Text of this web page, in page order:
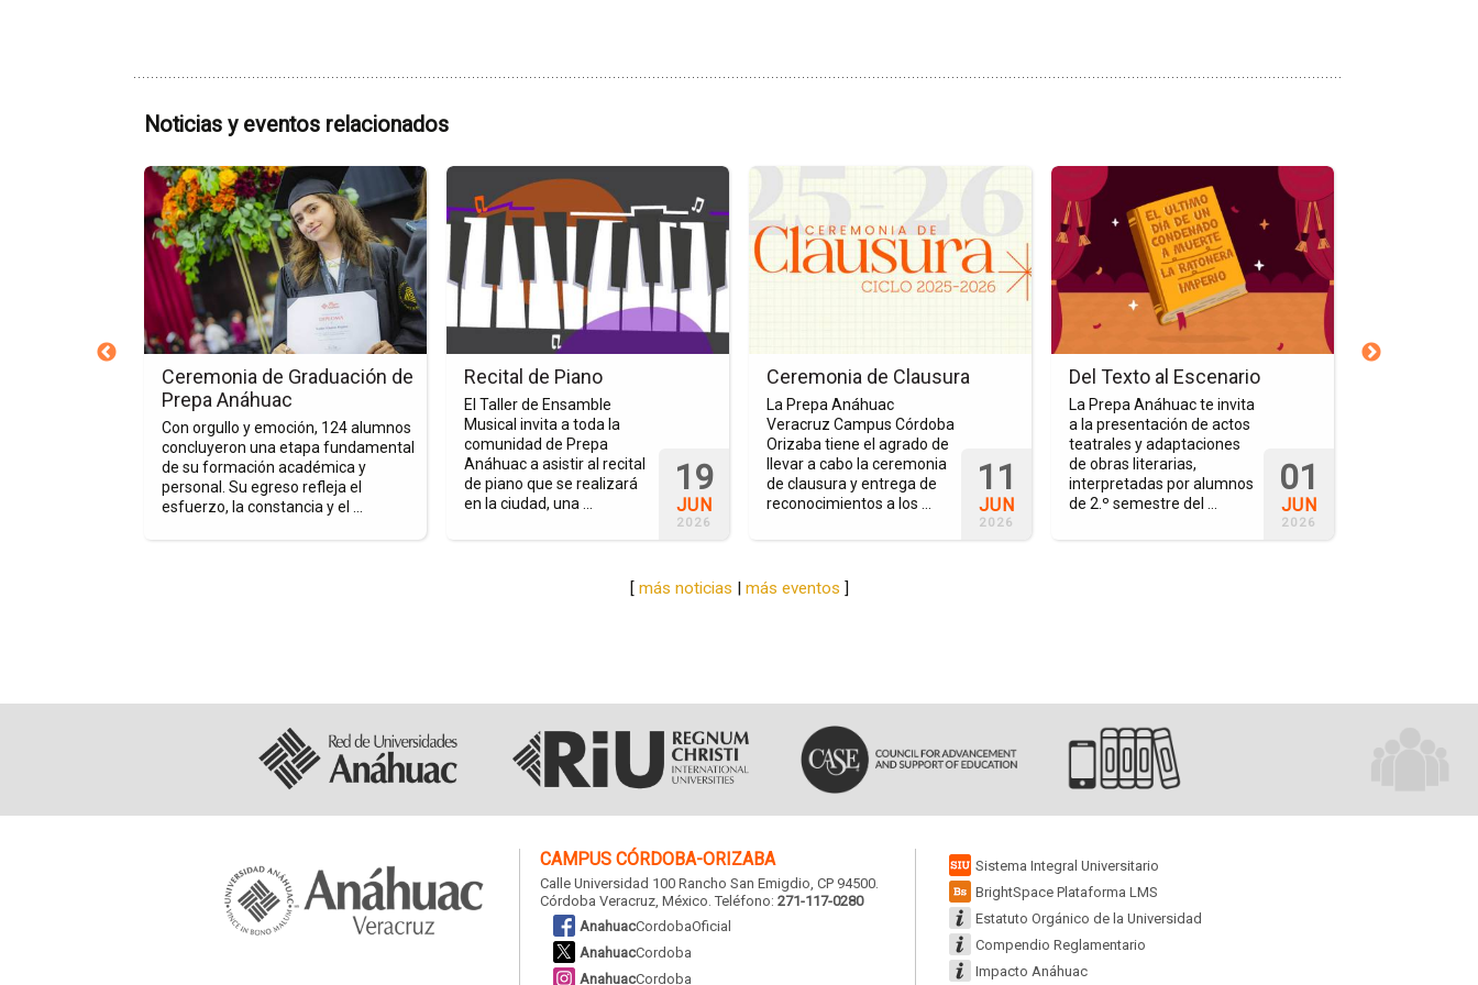
Noticias y eventos relacionados
Ir
a
la
página
de
nota
Ceremonia
Graduación
Prepa
Anáhuac
Ceremonia de Graduación de
Prepa Anáhuac
Con orgullo y emoción, 124 alumnos
concluyeron una etapa fundamental
de su formación académica y
personal. Su egreso refleja el
esfuerzo, la constancia y el ...
Ir
a
la
página
del
evento
Recital
Piano
Recital de Piano
El Taller de Ensamble
Musical invita a toda la
comunidad de Prepa
Anáhuac a asistir al recital
de piano que se realizará
en la ciudad, una ...
19
JUN
2026
la
página
del
Clausura
Ceremonia de Clausura
La Prepa Anáhuac
Veracruz Campus Córdoba
Orizaba tiene el agrado de
llevar a cabo la ceremonia
de clausura y entrega de
reconocimientos a los ...
11
JUN
2026
Ir
la
página
del
evento
Del
Texto
Escenario
Del Texto al Escenario
La Prepa Anáhuac te invita
a la presentación de actos
teatrales y adaptaciones
de obras literarias,
interpretadas por alumnos
de 2.º semestre del ...
01
JUN
2026
de
[ más noticias | más eventos ]
CAMPUS CÓRDOBA-ORIZABA
Calle Universidad 100 Rancho San Emigdio, CP 94500.
Córdoba Veracruz, México. Teléfono: 271-117-0280
AnahuacCordobaOficial
AnahuacCordoba
AnahuacCordoba
Sistema Integral Universitario
BrightSpace Plataforma LMS
Estatuto Orgánico de la Universidad
Compendio Reglamentario
Impacto Anáhuac